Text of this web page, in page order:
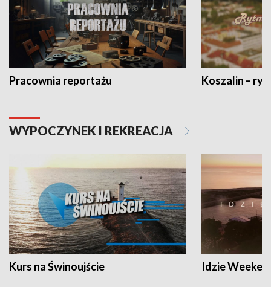
Pracownia reportażu Koszalin –
WYPOCZYNEK I REKREACJA
Kurs na Świnoujście Idzie